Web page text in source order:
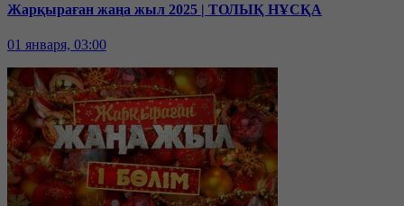
Жарқыраған жаңа жыл 2025 | ТОЛЫҚ НҰСҚА
01 января, 03:00